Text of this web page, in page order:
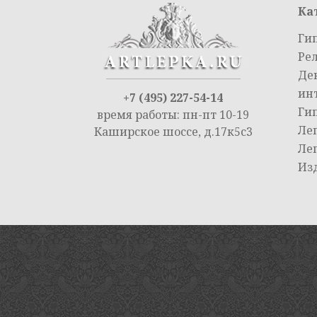
+7 (495) 227-54-14
время работы: пн-пт 10-19
Каширское шоссе, д.17к5с3